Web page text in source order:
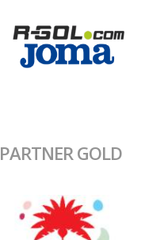
PARTNER GOLD